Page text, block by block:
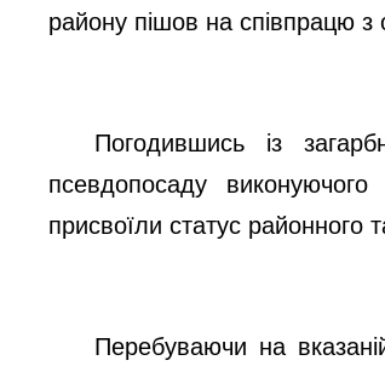
району пішов на співпрацю
Погодившись із
псевдопосаду
присвоїли статус районного
Перебуваючи на